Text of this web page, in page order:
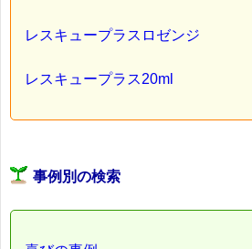
レスキュープラスロゼンジ
レスキュープラス20ml
事例別の検索